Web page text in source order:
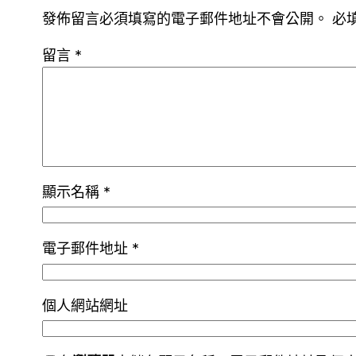
發佈留言必須填寫的電子郵件地址不會公開。 必
留言 *
顯示名稱 *
電子郵件地址 *
個人網站網址